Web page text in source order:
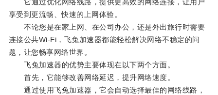
它通过优化网络线路，提供更高效的网络连接，让用户
享受到更流畅、快速的上网体验。
不论您是在家上网、在公司办公，还是外出旅行时需要
连接公共Wi-Fi，飞兔加速器都能轻松解决网络不稳定的问
题，让您畅享网络世界。
飞兔加速器的优势主要体现在以下两个方面。
首先，它能够改善网络延迟，提升网络速度。
通过使用飞兔加速器，它会自动选择最佳的网络线路，